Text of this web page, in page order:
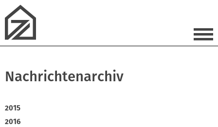
Nachrichtenarchiv
2015
2016